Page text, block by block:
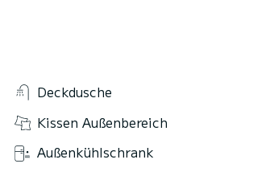
Deckdusche
Kissen Außenbereich
Außenkühlschrank